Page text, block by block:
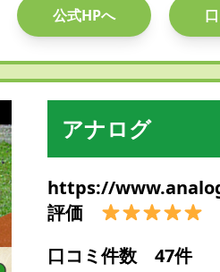
公式HPへ
アナログ
https://
評価
口コミ件数 47件